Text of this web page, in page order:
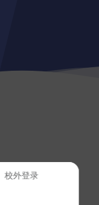
校外登录